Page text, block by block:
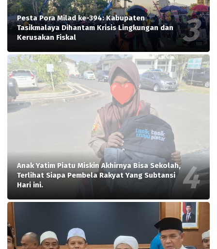
Pesta Pora Milad ke-394: Kabupaten
Tasikmalaya Dihantam Krisis Lingkungan dan
Kerusakan Fiskal
Anak Yatim Piatu Miskin Akhirnya Bisa Sekolah,
Terlihat Siapa Pembela Rakyat Yang Subtansi
Hari ini.